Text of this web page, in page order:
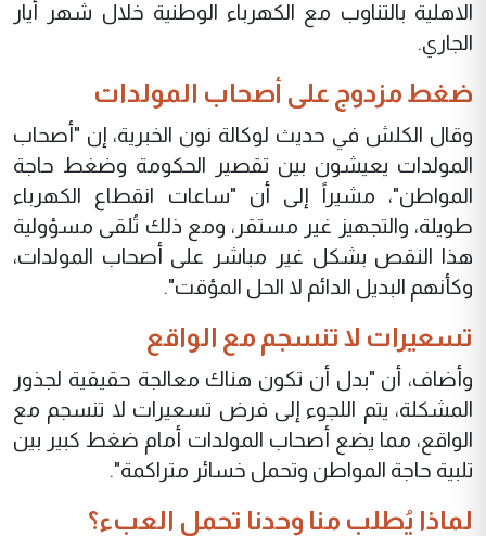
الاهلية بالتناوب مع الكهرباء الوطنية خلال شهر أيار
الجاري.
ضغط مزدوج على أصحاب المولدات
وقال الكلش في حديث لوكالة نون الخبرية، إن "أصحاب
المولدات يعيشون بين تقصير الحكومة وضغط حاجة
المواطن"، مشيراً إلى أن "ساعات انقطاع الكهرباء
طويلة، والتجهيز غير مستقر، ومع ذلك تُلقى مسؤولية
هذا النقص بشكل غير مباشر على أصحاب المولدات،
وكأنهم البديل الدائم لا الحل المؤقت".
تسعيرات لا تنسجم مع الواقع
وأضاف، أن "بدل أن تكون هناك معالجة حقيقية لجذور
المشكلة، يتم اللجوء إلى فرض تسعيرات لا تنسجم مع
الواقع، مما يضع أصحاب المولدات أمام ضغط كبير بين
تلبية حاجة المواطن وتحمل خسائر متراكمة".
لماذا يُطلب منا وحدنا تحمل العبء؟